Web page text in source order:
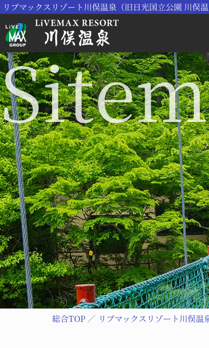
リブマックスリゾート川俣温泉（旧日光国立公園 川俣
総合TOP リブマックスリゾート川俣温